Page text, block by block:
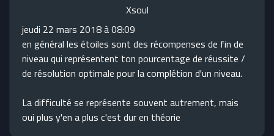
Xsoul
jeudi 22 mars 2018 à 08:09
en général les étoiles sont des récompenses de fin de
niveau qui représentent ton pourcentage de réussite /
de résolution optimale pour la complétion d'un niveau.
La difficulté se représente souvent autrement, mais
oui plus y'en a plus c'est dur en théorie